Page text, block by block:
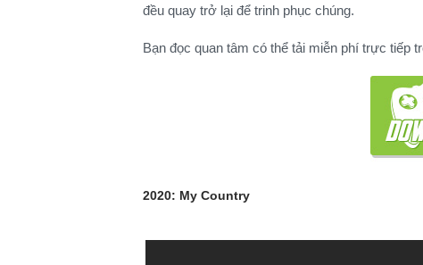
đều quay trở lại để trinh phục chúng.
Bạn đọc quan tâm có thể tải miễn phí trực tiếp
2020: My Country